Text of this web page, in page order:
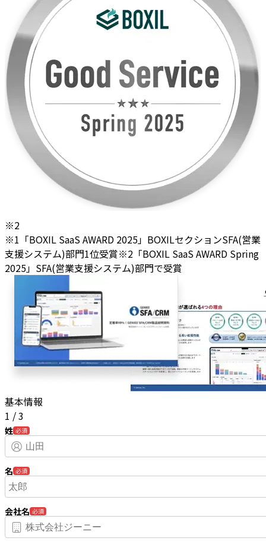
※2
※1「BOXIL SaaS AWARD 2025」BOXILセクションSFA(営業
支援システム)部門1位受賞※2「BOXIL SaaS AWARD Spring
2025」SFA(営業支援システム)部門で受賞
基本情報
1 /3
姓 必須
名 必須
会社名 必須